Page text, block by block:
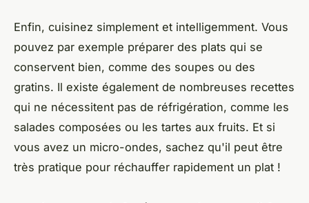
Enfin, cuisinez simplement et intelligemment. Vous
pouvez par exemple préparer des plats qui se
conservent bien, comme des soupes ou des
gratins. Il existe également de nombreuses recettes
qui ne nécessitent pas de réfrigération, comme les
salades composées ou les tartes aux fruits. Et si
vous avez un micro-ondes, sachez qu'il peut être
très pratique pour réchauffer rapidement un plat !